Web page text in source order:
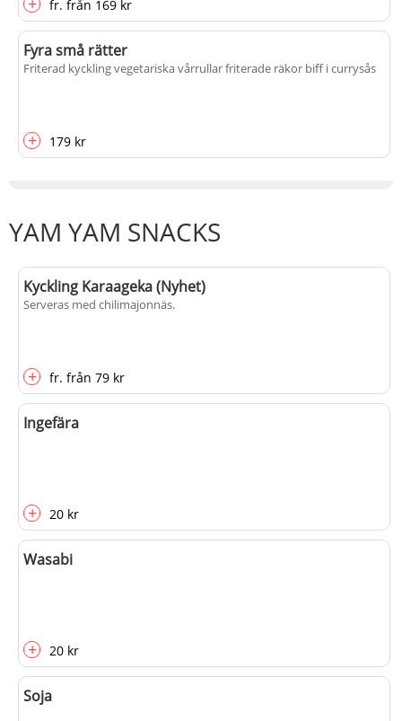
fr. från 169 kr
Fyra små rätter
Friterad kyckling vegetariska vårrullar friterade räkor biff i currysås
+ 179 kr
YAM YAM SNACKS
Kyckling Karaageka (Nyhet)
Serveras med chilimajonnäs.
+ fr. från 79 kr
Ingefära
+ 20 kr
Wasabi
+ 20 kr
Soja